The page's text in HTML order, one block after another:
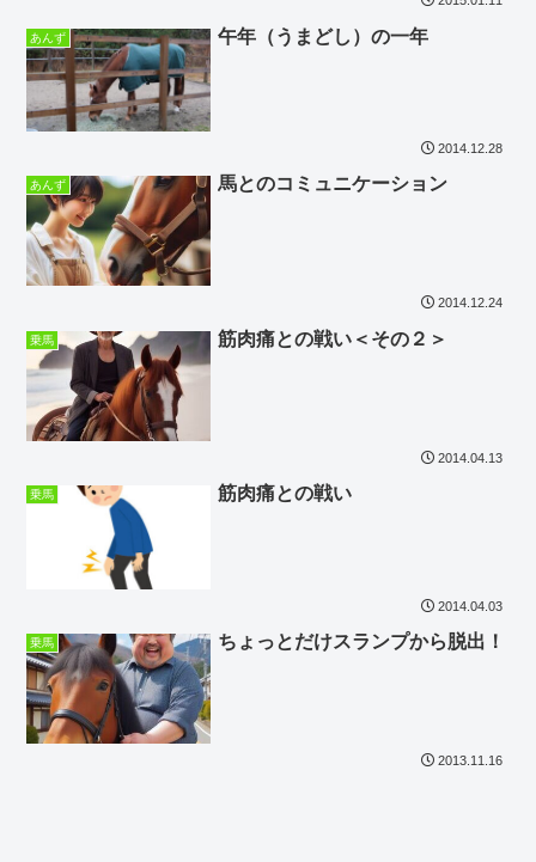
あんず 午年（うまどし）の一年
2014.12.28
あんず 馬とのコミュニケーション
2014.12.24
乗馬 筋肉痛との戦い＜その２＞
2014.04.13
乗馬 筋肉痛との戦い
2014.04.03
乗馬 ちょっとだけスランプから脱出！
2013.11.16